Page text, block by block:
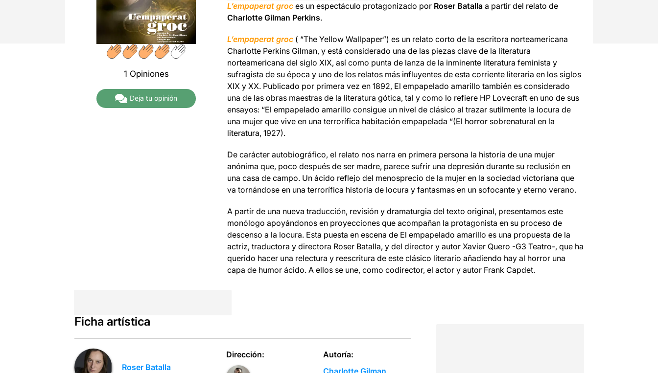
1 Opiniones
Deja tu opinión
L’empaperat groces un espectáculo protagonizado por Roser Batalla a partir del relato de
Charlotte Gilman Perkins.
L’empaperat groc ( “The Yellow Wallpaper”) es un relato corto de la escritora norteamericana
Charlotte Perkins Gilman, y está considerado una de las piezas clave de la literatura
norteamericana del siglo XIX, así como punta de lanza de la inminente literatura feminista y
sufragista de su época y uno de los relatos más influyentes de esta corriente literaria en los siglos
XIX y XX. Publicado por primera vez en 1892, El empapelado amarillo también es considerado
una de las obras maestras de la literatura gótica, tal y como lo refiere HP Lovecraft en uno de sus
ensayos: “El empapelado amarillo consigue un nivel de clásico al trazar sutilmente la locura de
una mujer que vive en una terrorífica habitación empapelada “(El horror sobrenatural en la
literatura, 1927).
De carácter autobiográfico, el relato nos narra en primera persona la historia de una mujer
anónima que, poco después de ser madre, parece sufrir una depresión durante su reclusión en
una casa de campo. Un ácido reflejo del menosprecio de la mujer en la sociedad victoriana que
va tornándose en una terrorífica historia de locura y fantasmas en un sofocante y eterno verano.
A partir de una nueva traducción, revisión y dramaturgia del texto original, presentamos este
monólogo apoyándonos en proyecciones que acompañan la protagonista en su proceso de
descenso a la locura. Esta puesta en escena de El empapelado amarillo es una propuesta de la
actriz, traductora y directora Roser Batalla, y del director y autor Xavier Quero -G3 Teatro-, que ha
querido hacer una relectura y reescritura de este clásico literario añadiendo hay al horror una
capa de humor ácido. A ellos se une, como codirector, el actor y autor Frank Capdet.
Ficha artística
Roser Batalla
Dirección:
Autoría:
Charlotte Gilman